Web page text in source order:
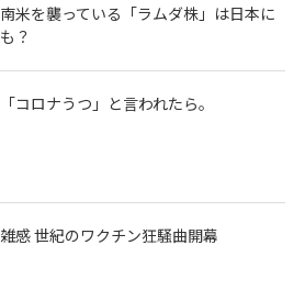
南米を襲っている「ラムダ株」は日本に
も？
「コロナうつ」と言われたら。
雑感 世紀のワクチン狂騒曲開幕